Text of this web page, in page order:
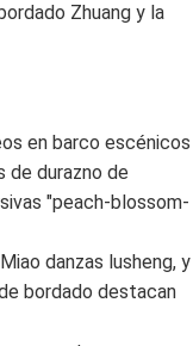
Zhuang y la
en barco escénicos
de durazno de
"peach-blossom-
danzas lusheng, y
bordado destacan